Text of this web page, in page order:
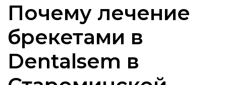
Почему лечение
брекетами в
Dentalsem в